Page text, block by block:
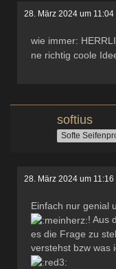
28. März 2024 um 11:04
wie immer:
ne richtig coole
softius
Softe
28. März 2024 um 11:16
Einfach nur genial
! Aus
es die Frage zu
verstehst bzw was